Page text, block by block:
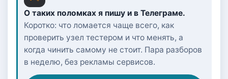
О таких поломках я пишу и в Телеграме.
Коротко: что ломается чаще всего, как
проверить узел тестером и что менять, а
когда чинить самому не стоит. Пара разборов
в неделю, без рекламы сервисов.